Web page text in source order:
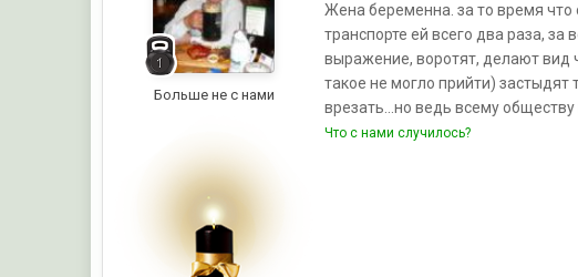
Больше не с нами
Жена беременна. за то время
транспорте ей всего два раза,
выражение, воротят, делают вид
такое не могло прийти) застыдят
врезать...но ведь всему
Что с нами случилось?